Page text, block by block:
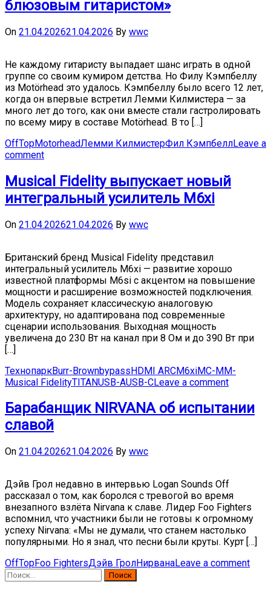
блюзовым гитаристом»
On 21.04.202621.04.2026 By wwc
Не каждому гитаристу выпадает шанс играть в одной
группе со своим кумиром детства. Но Филу Кэмпбеллу
из Motörhead это удалось. Кэмпбеллу было всего 12 лет,
когда он впервые встретил Лемми Килмистера — за
много лет до того, как они вместе стали гастролировать
по всему миру в составе Motörhead. В то […]
OffTopMotorheadЛемми КилмистерФил КэмпбеллLeave a
comment
Musical Fidelity выпускает новый
интегральный усилитель M6xi
On 21.04.202621.04.2026 By wwc
Британский бренд Musical Fidelity представил
интегральный усилитель M6xi — развитие хорошо
известной платформы M6si с акцентом на повышение
мощности и расширение возможностей подключения.
Модель сохраняет классическую аналоговую
архитектуру, но адаптирована под современные
сценарии использования. Выходная мощность
увеличена до 230 Вт на канал при 8 Ом и до 390 Вт при
[…]
ТехнопаркBurr-BrownbypassHDMI ARCM6xiMC-MM-
Musical FidelityTITANUSB-AUSB-CLeave a comment
Барабанщик NIRVANA об испытании
славой
On 21.04.202621.04.2026 By wwc
Дэйв Грол недавно в интервью Logan Sounds Off
рассказал о том, как боролся с тревогой во время
внезапного взлёта Nirvana к славе. Лидер Foo Fighters
вспомнил, что участники были не готовы к огромному
успеху Nirvana: «Мы не думали, что станем настолько
популярными. Но я знал, что песни были круты. Курт […]
OffTopFoo FightersДэйв ГролНирванаLeave a comment
Найти: